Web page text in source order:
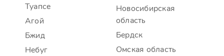
Туапсе
Агой
Бжид
Небуг
Новосибирская
область
Бердск
Омская область